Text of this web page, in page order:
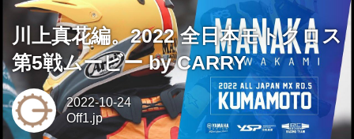
川上真花編。2022 全日本モトクロス
第5戦ムービー by CARRY
2022-10-24
Off1.jp